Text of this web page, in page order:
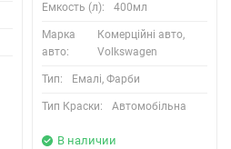
Емкость (л): 400мл
Марка
авто:
Комерційні авто,
Volkswagen
Тип: Емалі, Фарби
Тип Краски: Автомобільна
В наличии